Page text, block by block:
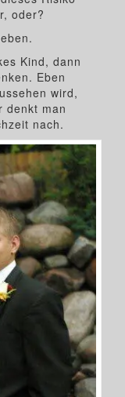
oder?
Kind, dann
Eben
wird,
denkt man
nach.